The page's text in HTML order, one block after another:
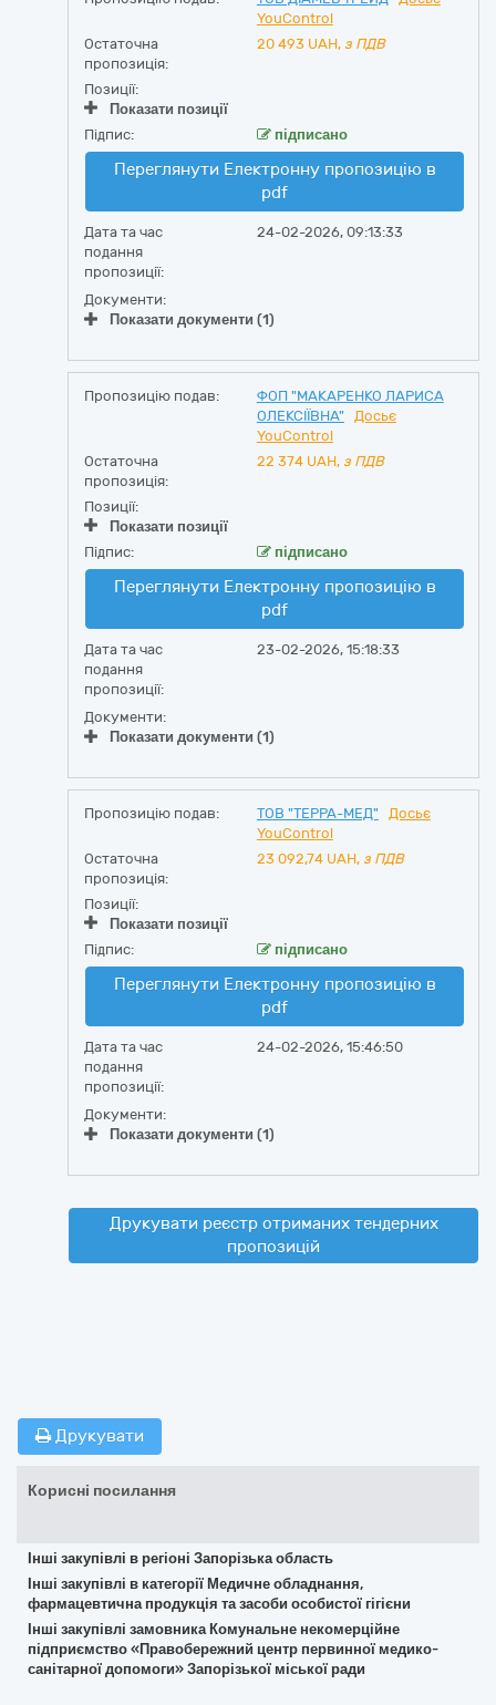
YouControl
Остаточна
пропозиція:
20 493 UAH, з ПДВ
Позиції:
Показати позиції
Підпис:
підписано
Переглянути Електронну пропозицію в
pdf
Дата та час
подання
пропозиції:
24-02-2026, 09:13:33
Документи:
Показати документи (1)
Пропозицію подав:
ФОП "МАКАРЕНКО ЛАРИСА
ОЛЕКСІЇВНА"
Досьє
YouControl
Остаточна
пропозиція:
22 374 UAH, з ПДВ
Позиції:
Показати позиції
Підпис:
підписано
Переглянути Електронну пропозицію в
pdf
Дата та час
подання
пропозиції:
23-02-2026, 15:18:33
Документи:
Показати документи (1)
Пропозицію подав: ТОВ "ТЕРРА-МЕД"
Досьє
YouControl
Остаточна
пропозиція:
23 092,74 UAH, з ПДВ
Позиції:
Показати позиції
Підпис:
підписано
Переглянути Електронну пропозицію в
pdf
Дата та час
подання
пропозиції:
24-02-2026, 15:46:50
Документи:
Показати документи (1)
Друкувати реєстр отриманих тендерних
пропозицій
Друкувати
Корисні посилання
Інші закупівлі в регіоні Запорізька область
Інші закупівлі в категорії Медичне обладнання,
фармацевтична продукція та засоби особистої гігієни
Інші закупівлі замовника Комунальне некомерційне
підприємство «Правобережний центр первинної медико-
санітарної допомоги» Запорізької міської ради